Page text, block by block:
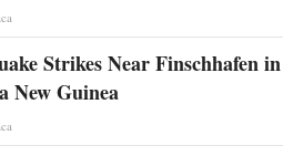
Strikes Near Finschhafen in
New Guinea